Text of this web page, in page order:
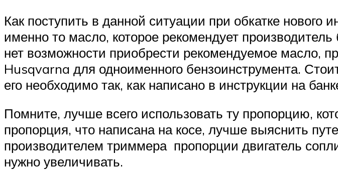
Как поступить в данной ситуации при обкатке
именно то масло, которое рекомендует
нет возможности приобрести рекомендуемое масло,
Husqvarna для одноименного бензоинструмента.
его необходимо так, как написано в инструкции на
Помните, лучше всего использовать ту пропорцию,
пропорция, что написана на косе, лучше выяснить
производителем триммера пропорции двигатель
нужно увеличивать.